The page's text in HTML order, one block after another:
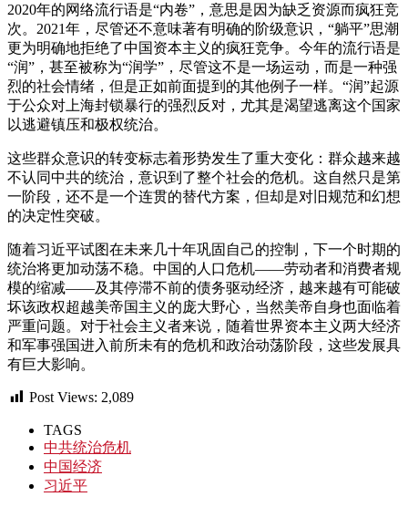
2020年的网络流行语是“内卷”，意思是因为缺乏资源而疯狂竞
次。2021年，尽管还不意味著有明确的阶级意识，“躺平”思潮
更为明确地拒绝了中国资本主义的疯狂竞争。今年的流行语是
“润”，甚至被称为“润学”，尽管这不是一场运动，而是一种强
烈的社会情绪，但是正如前面提到的其他例子一样。“润”起源
于公众对上海封锁暴行的强烈反对，尤其是渴望逃离这个国家
以逃避镇压和极权统治。
这些群众意识的转变标志着形势发生了重大变化：群众越来越
不认同中共的统治，意识到了整个社会的危机。这自然只是第
一阶段，还不是一个连贯的替代方案，但却是对旧规范和幻想
的决定性突破。
随着习近平试图在未来几十年巩固自己的控制，下一个时期的
统治将更加动荡不稳。中国的人口危机——劳动者和消费者规
模的缩减——及其停滞不前的债务驱动经济，越来越有可能破
坏该政权超越美帝国主义的庞大野心，当然美帝自身也面临着
严重问题。对于社会主义者来说，随着世界资本主义两大经济
和军事强国进入前所未有的危机和政治动荡阶段，这些发展具
有巨大影响。
Post Views: 2,089
TAGS
中共统治危机
中国经济
习近平